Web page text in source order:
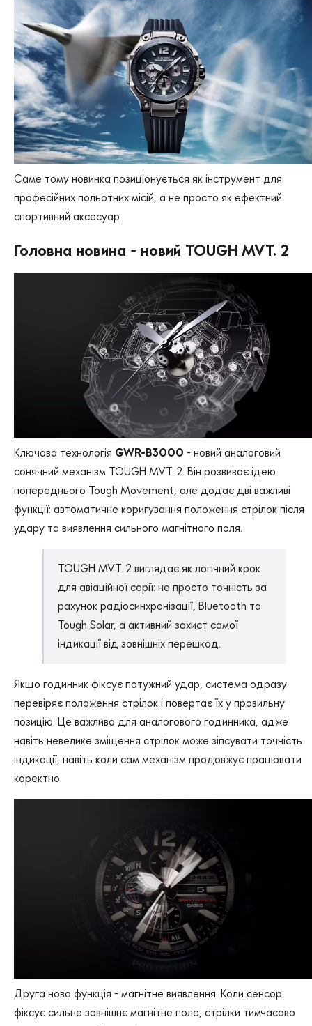
Саме тому новинка позиціонується як інструмент для
професійних польотних місій, а не просто як ефектний
спортивний аксесуар.
Головна новина - новий TOUGH MVT. 2
Ключова технологія GWR-B3000 - новий аналоговий
сонячний механізм TOUGH MVT. 2. Він розвиває ідею
попереднього Tough Movement, але додає дві важливі
функції: автоматичне коригування положення стрілок після
удару та виявлення сильного магнітного поля.
TOUGH MVT. 2 виглядає як логічний крок
для авіаційної серії: не просто точність за
рахунок радіосинхронізації, Bluetooth та
Tough Solar, а активний захист самої
індикації від зовнішніх перешкод.
Якщо годинник фіксує потужний удар, система одразу
перевіряє положення стрілок і повертає їх у правильну
позицію. Це важливо для аналогового годинника, адже
навіть невелике зміщення стрілок може зіпсувати точність
індикації, навіть коли сам механізм продовжує працювати
коректно.
Друга нова функція - магнітне виявлення. Коли сенсор
фіксує сильне зовнішнє магнітне поле, стрілки тимчасово